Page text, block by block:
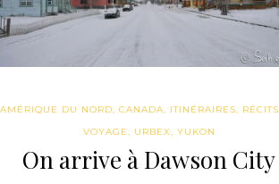
AMÉRIQUE DU NORD, CANADA, ITINÉRAIRES,
VOYAGE, URBEX, YUKON
On arrive à Dawson City